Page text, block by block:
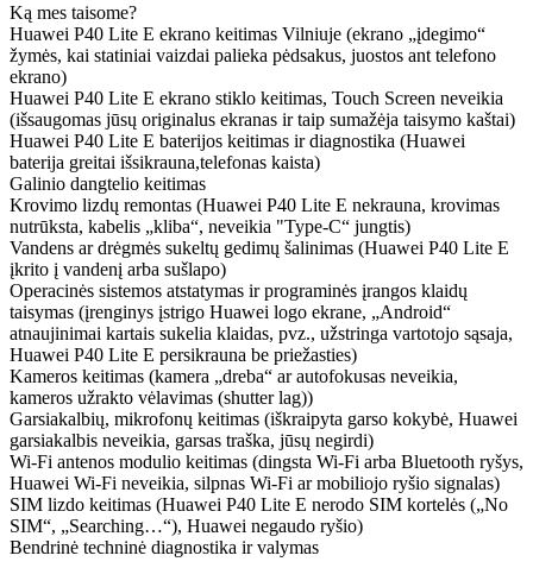
Ką mes taisome?
Huawei P40 Lite E ekrano keitimas Vilniuje (ekrano „įdegimo“
žymės, kai statiniai vaizdai palieka pėdsakus, juostos ant telefono
ekrano)
Huawei P40 Lite E ekrano stiklo keitimas, Touch Screen neveikia
(išsaugomas jūsų originalus ekranas ir taip sumažėja taisymo kaštai)
Huawei P40 Lite E baterijos keitimas ir diagnostika (Huawei
baterija greitai išsikrauna,telefonas kaista)
Galinio dangtelio keitimas
Krovimo lizdų remontas (Huawei P40 Lite E nekrauna, krovimas
nutrūksta, kabelis „kliba“, neveikia "Type-C“ jungtis)
Vandens ar drėgmės sukeltų gedimų šalinimas (Huawei P40 Lite E
įkrito į vandenį arba sušlapo)
Operacinės sistemos atstatymas ir programinės įrangos klaidų
taisymas (įrenginys įstrigo Huawei logo ekrane, „Android“
atnaujinimai kartais sukelia klaidas, pvz., užstringa vartotojo sąsaja,
Huawei P40 Lite E persikrauna be priežasties)
Kameros keitimas (kamera „dreba“ ar autofokusas neveikia,
kameros užrakto vėlavimas (shutter lag))
Garsiakalbių, mikrofonų keitimas (iškraipyta garso kokybė, Huawei
garsiakalbis neveikia, garsas traška, jūsų negirdi)
Wi-Fi antenos modulio keitimas (dingsta Wi-Fi arba Bluetooth ryšys,
Huawei Wi-Fi neveikia, silpnas Wi-Fi ar mobiliojo ryšio signalas)
SIM lizdo keitimas (Huawei P40 Lite E nerodo SIM kortelės („No
SIM“, „Searching…“), Huawei negaudo ryšio)
Bendrinė techninė diagnostika ir valymas